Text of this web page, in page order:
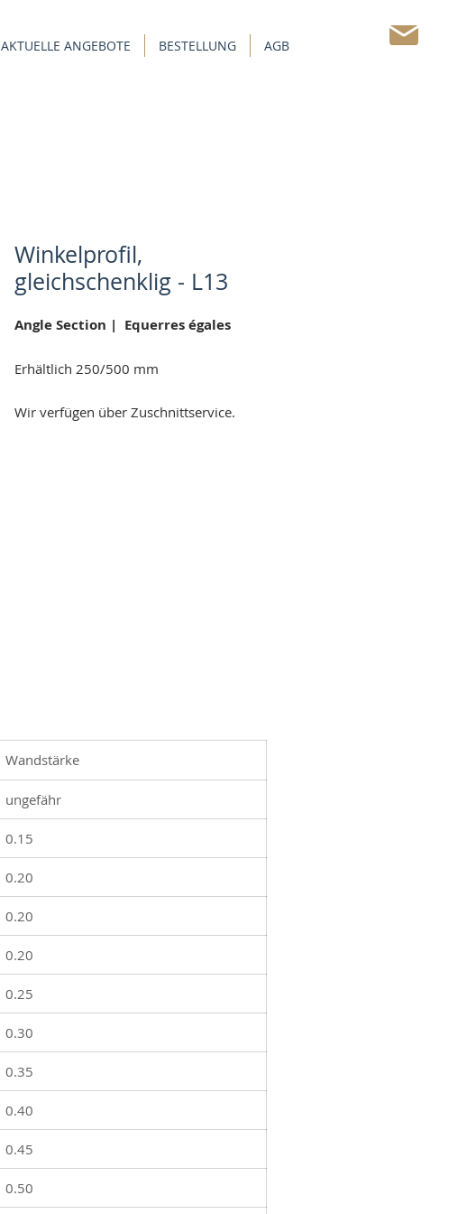
AKTUELLE ANGEBOTE BESTELLUNG AGB
Winkelprofil,
gleichschenklig - L13
Angle Section | Equerres égales
Erhältlich 250/500 mm
Wir verfügen über Zuschnittservice.
Wandstärke
ungefähr
0.15
0.20
0.20
0.20
0.25
0.30
0.35
0.40
0.45
0.50